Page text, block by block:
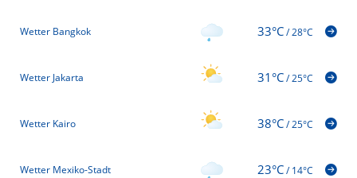
Wetter Bangkok 33°C/28°C
Wetter Jakarta 31°C/25°C
Wetter Kairo 38°C/25°C
Wetter Mexiko-Stadt 23°C/14°C